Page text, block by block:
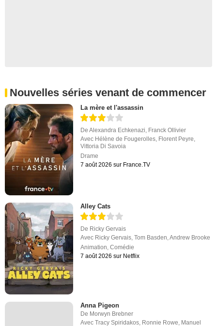
Nouvelles séries venant de commencer
La mère et l'assassin
DeAlexandra Echkenazi, Franck Ollivier
Avec Hélène de Fougerolles, Florent Peyre,
Vittoria Di Savoia
Drame
7 août 2026 sur France.TV
Alley Cats
De Ricky Gervais
Avec Ricky Gervais,Tom Basden,Andrew Brooke
Animation,Comédie
7 août 2026 sur Netflix
Anna Pigeon
De Morwyn Brebner
AvecTracy Spiridakos Ronnie Rowe Manuel